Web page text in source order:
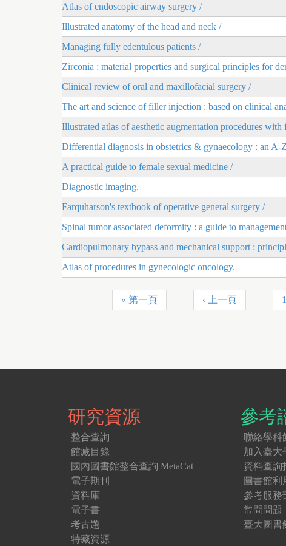
Atlas of endoscopic airway surgery /
Illustrated anatomy of the head and neck /
Managing fully edentulous patients /
Zirconia : material properties and surgical principles for
Clinical review of oral and maxillofacial surgery /
The art and science of filler injection : based on clinical
Illustrated atlas of aesthetic augmentation procedures
Differential diagnosis in obstetrics & gynaecology : an A-
A practical guide to female sexual medicine /
Diagnostic imaging.
Farquharson's textbook of operative general surgery /
Spinal tumor associated deformity : a guide to
Cardiopulmonary bypass and mechanical support :
Atlas of procedures in gynecologic oncology.
« 第一頁 ‹ 上一頁 1
研究資源
整合查詢
館藏目錄
國內圖書館整合查詢 MetaCat
電子期刊
資料庫
電子書
考古題
特藏資源
參考
聯絡學科
加入臺大
資料查詢
圖書館利
參考服務
常問問題
臺大圖書